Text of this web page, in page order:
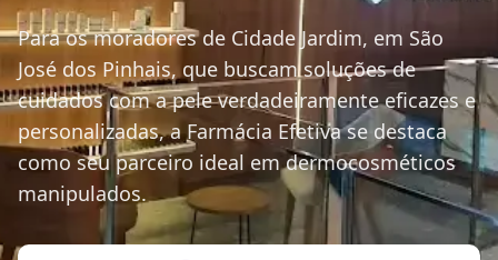
Para os moradores de Cidade Jardim, em São
José dos Pinhais, que buscam soluções de
cuidados com a pele verdadeiramente eficazes e
personalizadas, a Farmácia Efetiva se destaca
como seu parceiro ideal em dermocosméticos
manipulados.